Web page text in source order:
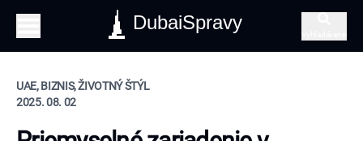
DubaiSpravy
UAE, BIZNIS, ŽIVOTNÝ ŠTÝL
2025. 08. 02